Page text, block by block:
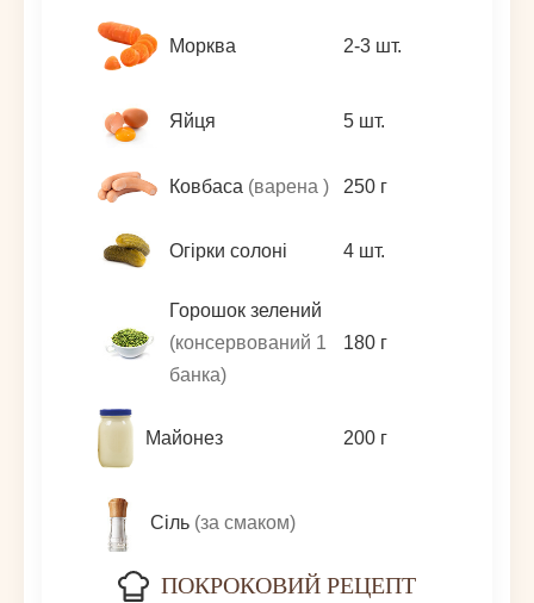
Морква 2-3 шт.
Яйця 5 шт.
Ковбаса (варена ) 250 г
Огірки солоні 4 шт.
Горошок зелений
(консервований 1
банка)
180 г
Майонез 200 г
Сіль (за смаком)
ПОКРОКОВИЙ РЕЦЕПТ